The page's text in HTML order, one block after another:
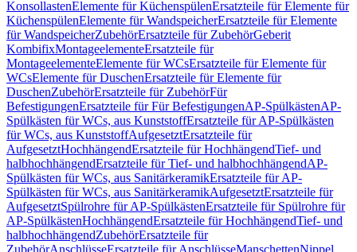
KonsollastenElemente für KüchenspülenErsatzteile für Elemente für
KüchenspülenElemente für WandspeicherErsatzteile für Elemente
für WandspeicherZubehörErsatzteile für ZubehörGeberit
KombifixMontageelementeErsatzteile für
MontageelementeElemente für WCsErsatzteile für Elemente für
WCsElemente für DuschenErsatzteile für Elemente für
DuschenZubehörErsatzteile für ZubehörFür
BefestigungenErsatzteile für Für BefestigungenAP-SpülkästenAP-
Spülkästen für WCs, aus KunststoffErsatzteile für AP-Spülkästen
für WCs, aus KunststoffAufgesetztErsatzteile für
AufgesetztHochhängendErsatzteile für HochhängendTief- und
halbhochhängendErsatzteile für Tief- und halbhochhängendAP-
Spülkästen für WCs, aus SanitärkeramikErsatzteile für AP-
Spülkästen für WCs, aus SanitärkeramikAufgesetztErsatzteile für
AufgesetztSpülrohre für AP-SpülkästenErsatzteile für Spülrohre für
AP-SpülkästenHochhängendErsatzteile für HochhängendTief- und
halbhochhängendZubehörErsatzteile für
ZubehörAnschlüsseErsatzteile für AnschlüsseManschettenNippel,